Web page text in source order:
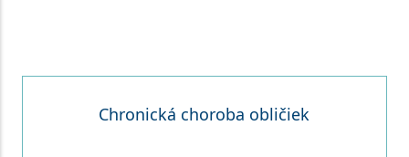
Chronická choroba obličiek